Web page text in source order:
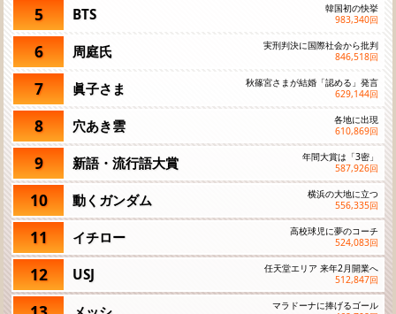
5 BTS
韓国初の快挙
983,340回
6 周庭氏
実刑判決に国際社会から批判
846,518回
7 眞子さま
秋篠宮さまが結婚「認める」発言
629,144回
8 穴あき雲
各地に出現
610,869回
9 新語・流行語大賞
年間大賞は「3密」
587,926回
10 動くガンダム
横浜の大地に立つ
556,335回
11 イチロー
高校球児に夢のコーチ
524,083回
12 USJ
任天堂エリア 来年2月開業へ
512,847回
マラドーナに捧げるゴール